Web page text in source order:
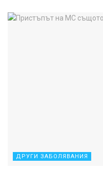
ДРУГИ ЗАБОЛЯВАНИЯ